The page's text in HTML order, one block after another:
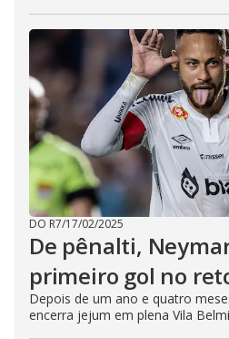
DO R7/17/02/2025
De pênalti,
primeiro gol no
Depois de um ano e quatro
encerra jejum em plena Vila